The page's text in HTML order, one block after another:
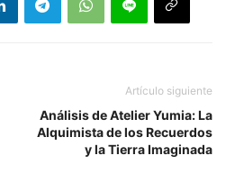
Artículo siguiente
Análisis de Atelier Yumia: La
Alquimista de los Recuerdos
y la Tierra Imaginada